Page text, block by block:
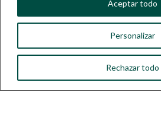
Personalizar
Rechazar todo
Aceptar todo